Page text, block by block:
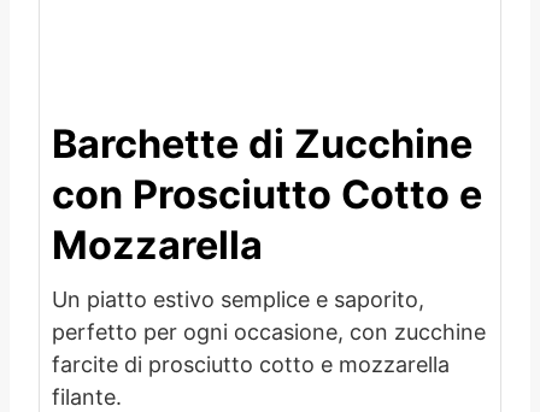
Barchette di Zucchine
con Prosciutto Cotto e
Mozzarella
Un piatto estivo semplice e saporito,
perfetto per ogni occasione, con zucchine
farcite di prosciutto cotto e mozzarella
filante.